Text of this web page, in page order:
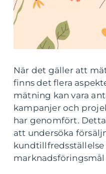
När det gäller att
finns det flera
mätning kan vara
kampanjer och
har genomfört.
att undersöka
kundtillfredsställelse